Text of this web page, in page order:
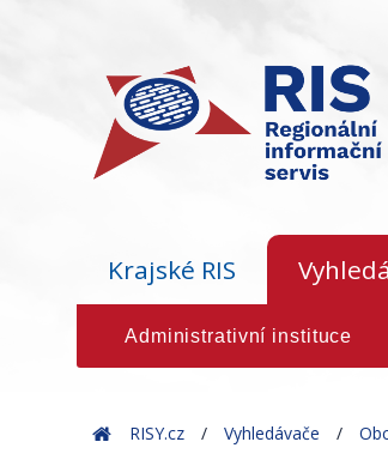
Krajské RIS
Administrativní instituce
HomeRISY.cz Vyhledávače